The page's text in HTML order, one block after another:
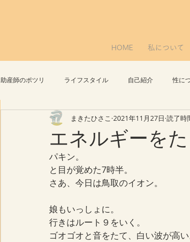
HOME 私について
助産師のポツリ ライフスタイル 自己紹介 性に
おっぱいについて 思い出 講義
エネルギーを
まきたひさこ 2021年11月27日 読了時
パキン。
と目が覚めた7時半。
さあ、今日は鳥取のイオン。
娘もいっしょに。
行きはルート９をいく。
ゴオゴオと音をたて、白い波が高い